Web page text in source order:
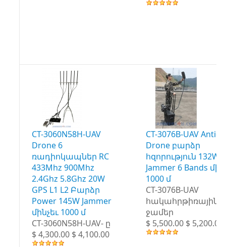
CT-3060N58H-UAV
Drone 6
ռադիոկապներ RC
433Mhz 900Mhz
2.4Ghz 5.8Ghz 20W
GPS L1 L2 Բարձր
Power 145W Jammer
մինչեւ 1000 մ
CT-3060N58H-UAV- ը
$ 4,300.00 $ 4,100.00
CT-3076B-UAV Anti-
Drone բարձր
հզորություն 132W
Jammer 6 Bands
1000 մ
CT-3076B-UAV
հակահրթիռային
ջամեր
$ 5,500.00 $ 5,200.00